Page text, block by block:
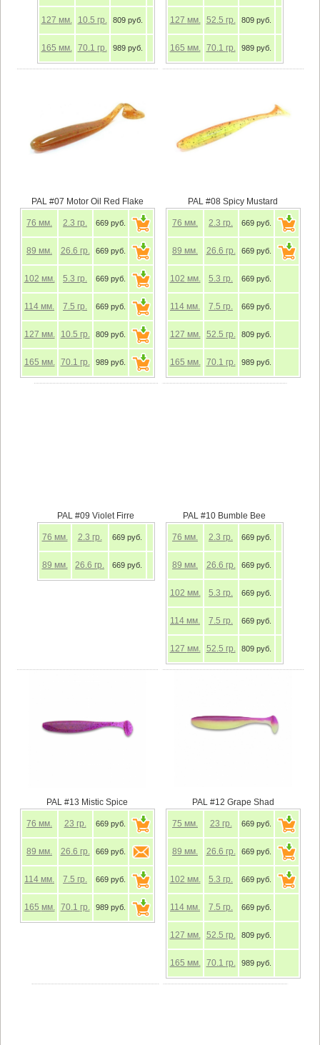
127 мм. 10.5 гр. 809 руб.
165 мм. 70.1 гр. 989 руб.
127 мм. 52.5 гр. 809 руб.
165 мм. 70.1 гр. 989 руб.
PAL #07 Motor Oil Red Flake
76 мм. 2.3 гр. 669 руб.
89 мм. 26.6 гр. 669 руб.
102 мм. 5.3 гр. 669 руб.
114 мм. 7.5 гр. 669 руб.
127 мм. 10.5 гр. 809 руб.
165 мм. 70.1 гр. 989 руб.
PAL #08 Spicy Mustard
76 мм. 2.3 гр. 669 руб.
89 мм. 26.6 гр. 669 руб.
102 мм. 5.3 гр. 669 руб.
114 мм. 7.5 гр. 669 руб.
127 мм. 52.5 гр. 809 руб.
165 мм. 70.1 гр. 989 руб.
PAL #09 Violet Firre
76 мм. 2.3 гр. 669 руб.
89 мм. 26.6 гр. 669 руб.
PAL #10 Bumble Bee
76 мм. 2.3 гр. 669 руб.
89 мм. 26.6 гр. 669 руб.
102 мм. 5.3 гр. 669 руб.
114 мм. 7.5 гр. 669 руб.
127 мм. 52.5 гр. 809 руб.
PAL #13 Mistic Spice
76 мм. 23 гр. 669 руб.
89 мм. 26.6 гр. 669 руб.
114 мм. 7.5 гр. 669 руб.
165 мм. 70.1 гр. 989 руб.
PAL #12 Grape Shad
75 мм. 23 гр. 669 руб.
89 мм. 26.6 гр. 669 руб.
102 мм. 5.3 гр. 669 руб.
114 мм. 7.5 гр. 669 руб.
127 мм. 52.5 гр. 809 руб.
165 мм. 70.1 гр. 989 руб.